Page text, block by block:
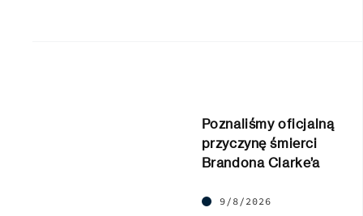
Poznaliśmy oficjalną
przyczynę śmierci
Brandona Clarke’a
9/8/2026